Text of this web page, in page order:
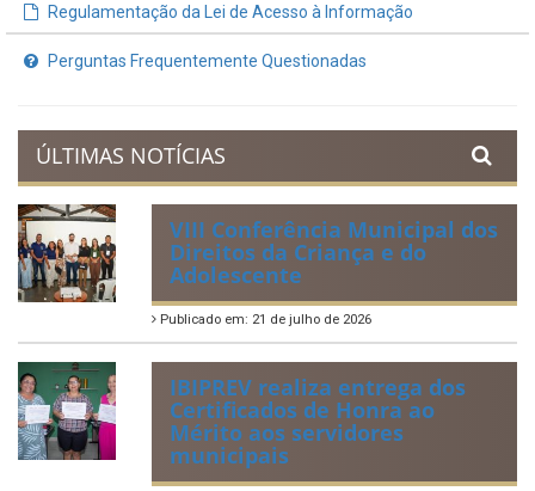
Regulamentação da Lei de Acesso à Informação
Perguntas Frequentemente Questionadas
ÚLTIMAS NOTÍCIAS
VIII Conferência Municipal dos
Direitos da Criança e do
Adolescente
Publicado em: 21 de julho de 2026
IBIPREV realiza entrega dos
Certificados de Honra ao
Mérito aos servidores
municipais